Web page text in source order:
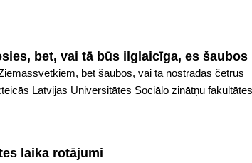
bet, vai tā būs ilglaicīga, es šaubos
bet šaubos, vai tā nostrādās četrus
Latvijas Universitātes Sociālo zinātņu
laika rotājumi